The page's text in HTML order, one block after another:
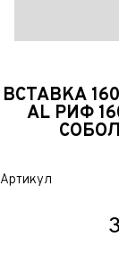
ВСТАВКА
AL РИФ
Артикул